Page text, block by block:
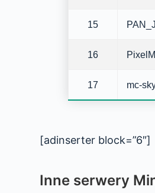
15
16
17 mc-
[adinserter block=”6″]
Inne serwery